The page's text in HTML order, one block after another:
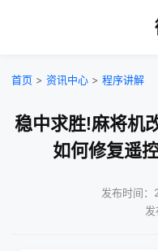
首页 > 资讯中心 > 程序讲解
稳中求胜!麻将机
如何修复遥
发布时间